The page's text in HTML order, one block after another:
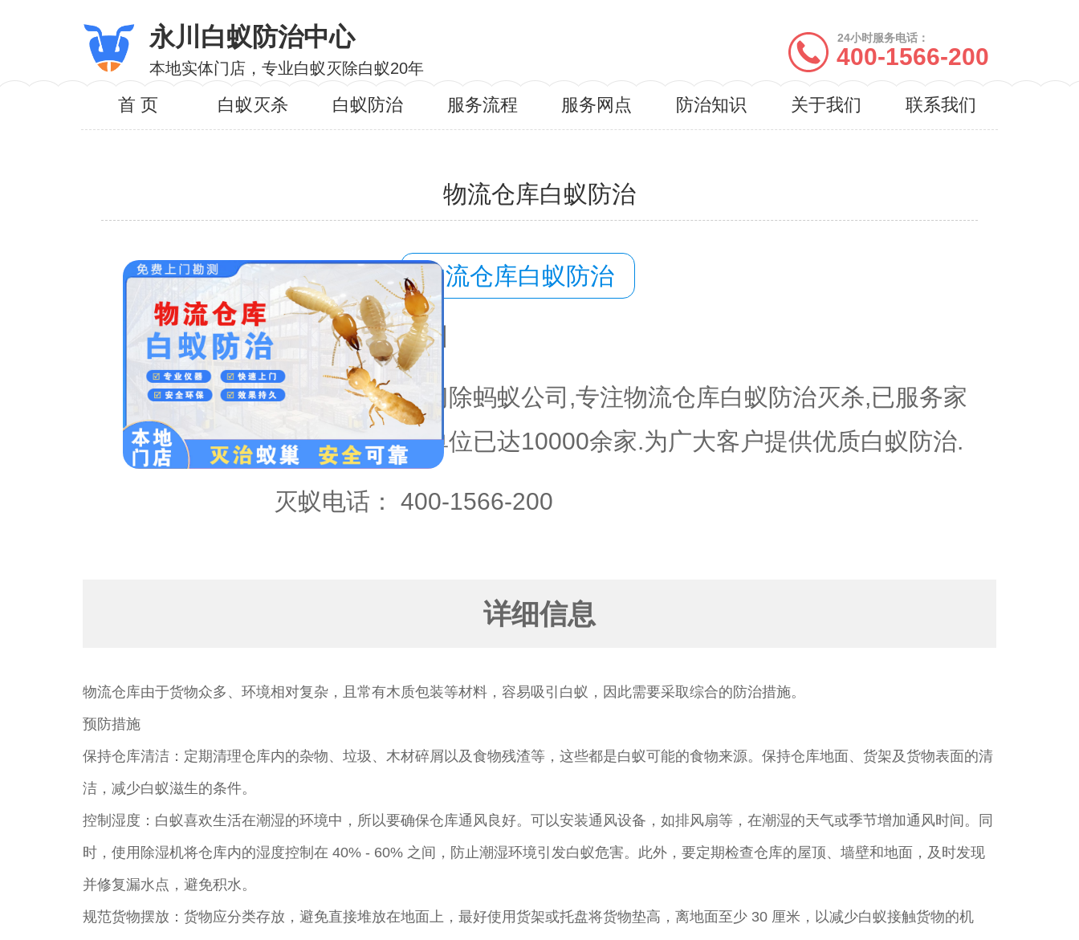
永川白蚁防治中心
本地实体门店，专业白蚁灭除白蚁20年
24小时服务电话：
400-1566-200
首 页 白蚁灭杀 白蚁防治 服务流程 服务网点 防治知识 关于我们 联系我们
物流仓库白蚁防治
服务内容： 物流仓库白蚁防治
服务区域： 永川
内容：
上门除蚂蚁公司,专注物流仓库白蚁防治灭杀,已服务家
庭单位已达10000余家.为广大客户提供优质白蚁防治.
灭蚁电话： 400-1566-200
详细信息
物流仓库由于货物众多、环境相对复杂，且常有木质包装等材料，容易吸引白蚁，因此需要采取综合的防治措施。
预防措施
保持仓库清洁：定期清理仓库内的杂物、垃圾、木材碎屑以及食物残渣等，这些都是白蚁可能的食物来源。保持仓库地面、货架及货物表面的清
洁，减少白蚁滋生的条件。
控制湿度：白蚁喜欢生活在潮湿的环境中，所以要确保仓库通风良好。可以安装通风设备，如排风扇等，在潮湿的天气或季节增加通风时间。同
时，使用除湿机将仓库内的湿度控制在 40% - 60% 之间，防止潮湿环境引发白蚁危害。此外，要定期检查仓库的屋顶、墙壁和地面，及时发现
并修复漏水点，避免积水。
规范货物摆放：货物应分类存放，避免直接堆放在地面上，最好使用货架或托盘将货物垫高，离地面至少 30 厘米，以减少白蚁接触货物的机